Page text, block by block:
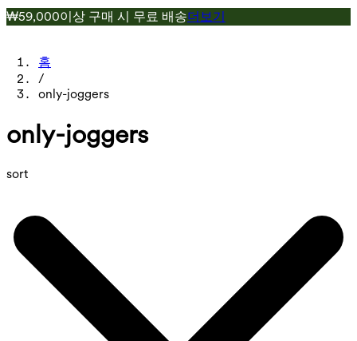
₩59,000이상 구매 시 무료 배송더보기
홈
/
only-joggers
only-joggers
sort